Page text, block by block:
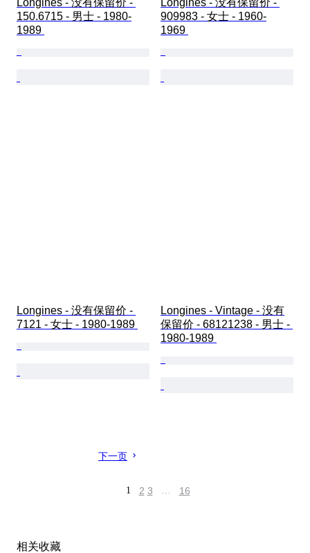
Longines - 没有保留价 -
150.6715 - 男士 - 1980-
1989
Longines - 没有保留价 -
909983 - 女士 - 1960-
1969
Longines - 没有保留价 -
7121 - 女士 - 1980-1989
Longines - Vintage - 没有
保留价 - 68121238 - 男士 -
1980-1989
下一页
1 2 3 … 16
相关收藏